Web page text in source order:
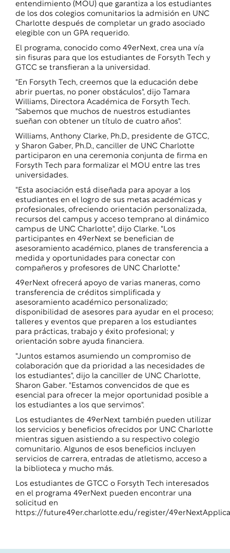
entendimiento (MOU) que garantiza a los estudiantes
de los dos colegios comunitarios la admisión en UNC
Charlotte después de completar un grado asociado
elegible con un GPA requerido.
El programa, conocido como 49erNext, crea una vía
sin fisuras para que los estudiantes de Forsyth Tech y
GTCC se transfieran a la universidad.
"En Forsyth Tech, creemos que la educación debe
abrir puertas, no poner obstáculos", dijo Tamara
Williams, Directora Académica de Forsyth Tech.
"Sabemos que muchos de nuestros estudiantes
sueñan con obtener un título de cuatro años".
Williams, Anthony Clarke, Ph.D., presidente de GTCC,
y Sharon Gaber, Ph.D., canciller de UNC Charlotte
participaron en una ceremonia conjunta de firma en
Forsyth Tech para formalizar el MOU entre las tres
universidades.
"Esta asociación está diseñada para apoyar a los
estudiantes en el logro de sus metas académicas y
profesionales, ofreciendo orientación personalizada,
recursos del campus y acceso temprano al dinámico
campus de UNC Charlotte", dijo Clarke. "Los
participantes en 49erNext se benefician de
asesoramiento académico, planes de transferencia a
medida y oportunidades para conectar con
compañeros y profesores de UNC Charlotte."
49erNext ofrecerá apoyo de varias maneras, como
transferencia de créditos simplificada y
asesoramiento académico personalizado;
disponibilidad de asesores para ayudar en el proceso;
talleres y eventos que preparen a los estudiantes
para prácticas, trabajo y éxito profesional; y
orientación sobre ayuda financiera.
"Juntos estamos asumiendo un compromiso de
colaboración que da prioridad a las necesidades de
los estudiantes", dijo la canciller de UNC Charlotte,
Sharon Gaber. "Estamos convencidos de que es
esencial para ofrecer la mejor oportunidad posible a
los estudiantes a los que servimos".
Los estudiantes de 49erNext también pueden utilizar
los servicios y beneficios ofrecidos por UNC Charlotte
mientras siguen asistiendo a su respectivo colegio
comunitario. Algunos de esos beneficios incluyen
servicios de carrera, entradas de atletismo, acceso a
la biblioteca y mucho más.
Los estudiantes de GTCC o Forsyth Tech interesados
en el programa 49erNext pueden encontrar una
solicitud en
https://future49er.charlotte.edu/register/